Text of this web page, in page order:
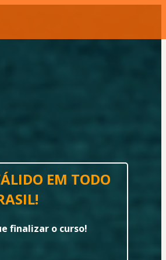
EM TODO
finalizar o curso!